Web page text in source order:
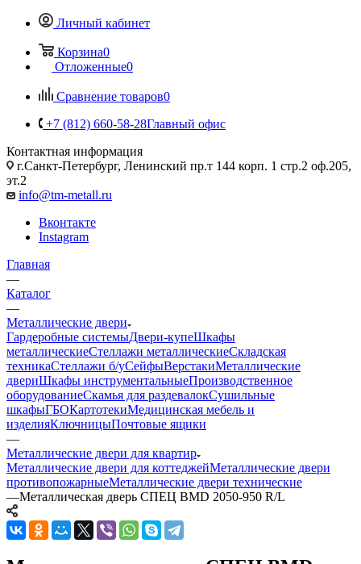
Личный кабинет
Корзина0
Отложенные0
Сравнение товаров0
+7 (812) 660-58-28Главный офис
Контактная информация
г.Санкт-Петербург, Ленинский пр.т 144 корп. 1 стр.2 оф.205,
эт.2
info@tm-metall.ru
Вконтакте
Instagram
Главная
—
Каталог
—
Металлические двери
Гардеробные системыДвери-купеШкафы
металлическиеСтеллажи металлическиеСкладская
техникаСтеллажи б/уСейфыВерстакиМеталлические
двериШкафы инструментальныеПроизводственное
оборудованиеСкамья для раздевалокСушильные
шкафыГБОКартотекиМедицинская мебель и
изделияКлючницыПочтовые ящики
—
Металлические двери для квартир
Металлические двери для коттеджейМеталлические двери
противопожарныеМеталлические двери технические
—Металлическая дверь СПЕЦ BMD 2050-950 R/L